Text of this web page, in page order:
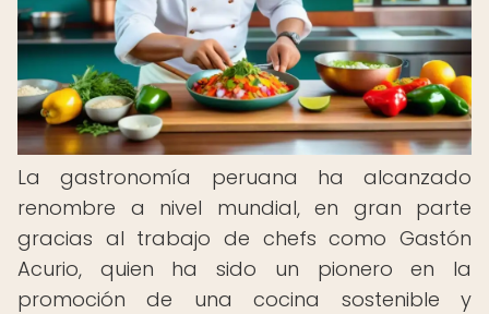
La gastronomía peruana ha alcanzado
renombre a nivel mundial, en gran parte
gracias al trabajo de chefs como Gastón
Acurio, quien ha sido un pionero en la
promoción de una cocina sostenible y